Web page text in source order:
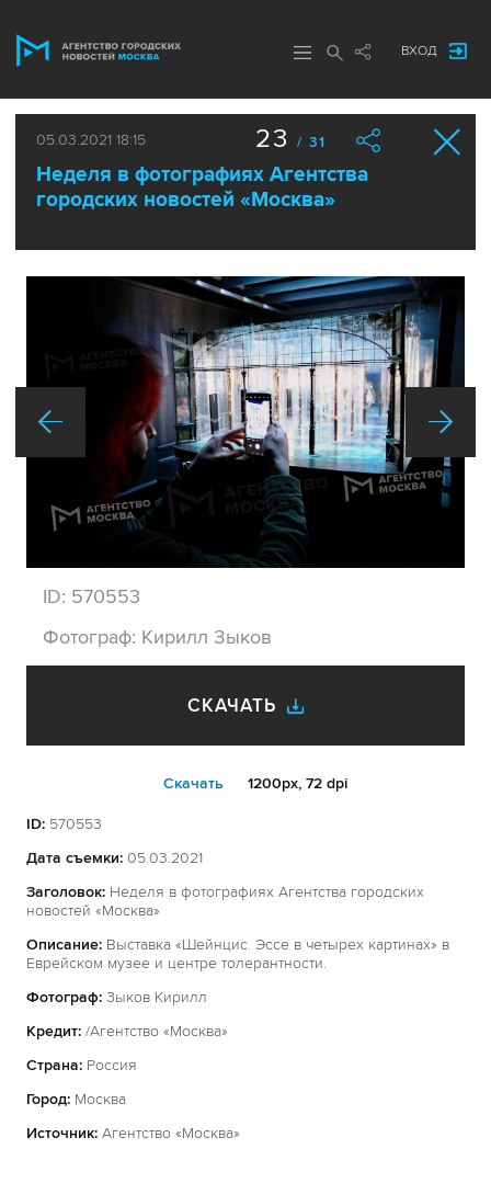
ВХОД
05.03.2021 18:15
Неделя в фотографиях Агентства
городских новостей «Москва»
23 / 31
ID: 570553
Фотограф: Кирилл Зыков
СКАЧАТЬ
Cкачать 1200px, 72 dpi
ID: 570553
Дата съемки: 05.03.2021
Заголовок: Неделя в фотографиях Агентства городских
новостей «Москва»
Описание: Выставка «Шейнцис. Эссе в четырех картинах» в
Еврейском музее и центре толерантности.
Фотограф: Зыков Кирилл
Кредит: /Агентство «Москва»
Страна: Россия
Город: Москва
Источник: Агентство «Москва»